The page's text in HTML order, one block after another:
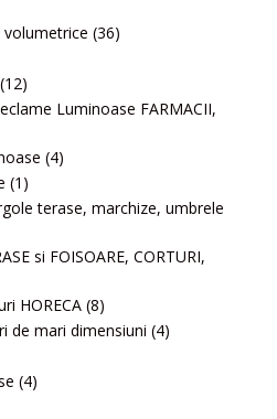
volumetrice (36)
(12)
Luminoase FARMACII,
(4)
(1)
terase, marchize, umbrele
si FOISOARE, CORTURI,
HORECA (8)
de mari dimensiuni (4)
(4)